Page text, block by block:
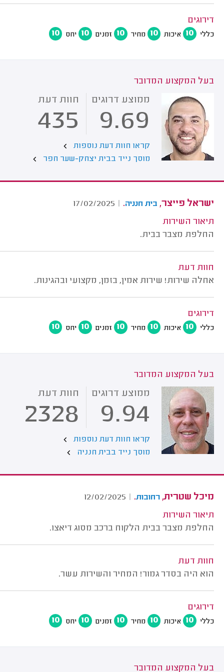
דירוגים
כללי 10 איכות 10 מחיר 10 זמנים 10 יחס 10
בעל המקצוע המדובר
ממוצע דרוגים
9.69
חוות דעת
435
קראו חוות דעת נוספות
מוסך נייד בבית יצחק-שער חפר
ישראל פייצר, בית חנניה.
|
17/02/2025
תיאור השירות
החלפת מצבר בבית.
חוות דעת
אחלה שירות! שירות אמין, בזמן, מקצועי ובהגינות.
דירוגים
כללי 10 איכות 10 מחיר 10 זמנים 10 יחס 10
בעל המקצוע המדובר
ממוצע דרוגים
9.94
חוות דעת
2328
קראו חוות דעת נוספות
מוסך נייד בבית חנניה
מיכל שטרית, רחובות.
|
12/02/2025
תיאור השירות
החלפת מצבר בבית הלקוח ברכב מסוג דיאצו.
חוות דעת
הוא היה בסדר גמור! המחיר והשירות עשר.
דירוגים
כללי 10 איכות 10 מחיר 10 זמנים 10 יחס 10
בעל המקצוע המדובר